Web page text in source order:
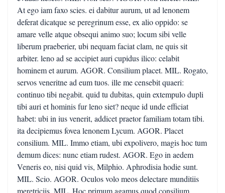
At ego iam faxo scies. ei dabitur aurum, ut ad lenonem
deferat dicatque se peregrinum esse, ex alio oppido: se
amare velle atque obsequi animo suo; locum sibi velle
liberum praeberier, ubi nequam faciat clam, ne quis sit
arbiter. leno ad se accipiet auri cupidus ilico: celabit
hominem et aurum. AGOR. Consilium placet. MIL. Rogato,
servos veneritne ad eum tuos. ille me censebit quaeri:
continuo tibi negabit. quid tu dubitas, quin extempulo dupli
tibi auri et hominis fur leno siet? neque id unde efficiat
habet: ubi in ius venerit, addicet praetor familiam totam tibi.
ita decipiemus fovea lenonem Lycum. AGOR. Placet
consilium. MIL. Immo etiam, ubi expolivero, magis hoc tum
demum dices: nunc etiam rudest. AGOR. Ego in aedem
Veneris eo, nisi quid vis, Milphio. Aphrodisia hodie sunt.
MIL. Scio. AGOR. Oculos volo meos delectare munditiis
meretriciis. MIL. Hoc primum agamus quod consilium